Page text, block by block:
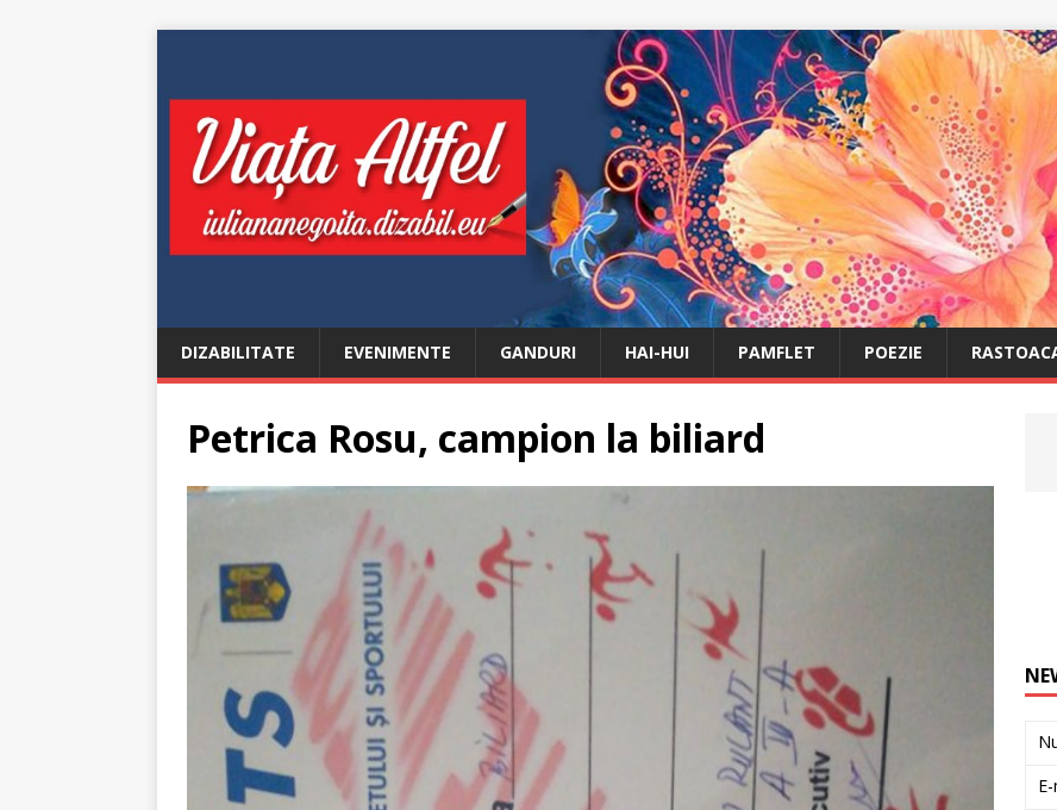
DIZABILITATE EVENIMENTE GANDURI HAI-HUI PAMFLET POEZIE
Petrica Rosu, campion la biliard